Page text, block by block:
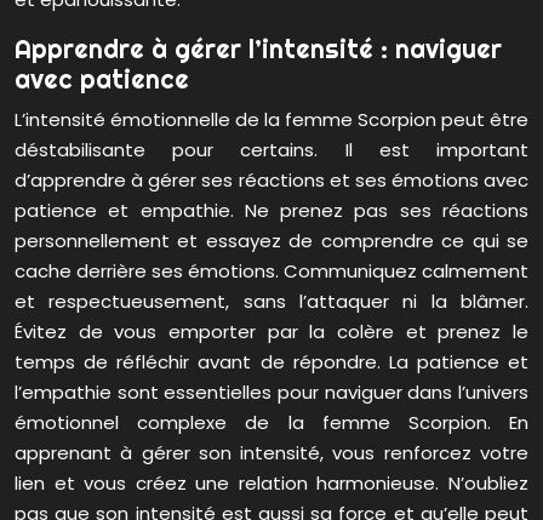
Apprendre à gérer l’intensité : naviguer
avec patience
L’intensité émotionnelle de la femme Scorpion peut être
déstabilisante pour certains. Il est important
d’apprendre à gérer ses réactions et ses émotions avec
patience et empathie. Ne prenez pas ses réactions
personnellement et essayez de comprendre ce qui se
cache derrière ses émotions. Communiquez calmement
et respectueusement, sans l’attaquer ni la blâmer.
Évitez de vous emporter par la colère et prenez le
temps de réfléchir avant de répondre. La patience et
l’empathie sont essentielles pour naviguer dans l’univers
émotionnel complexe de la femme Scorpion. En
apprenant à gérer son intensité, vous renforcez votre
lien et vous créez une relation harmonieuse. N’oubliez
pas que son intensité est aussi sa force et qu’elle peut